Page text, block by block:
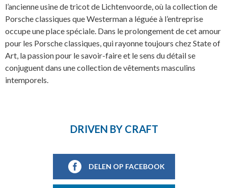
l’ancienne usine de tricot de Lichtenvoorde, où la collection de
Porsche classiques que Westerman a léguée à l’entreprise
occupe une place spéciale. Dans le prolongement de cet amour
pour les Porsche classiques, qui rayonne toujours chez State of
Art, la passion pour le savoir-faire et le sens du détail se
conjuguent dans une collection de vêtements masculins
intemporels.
DRIVEN BY CRAFT
DELEN OP FACEBOOK